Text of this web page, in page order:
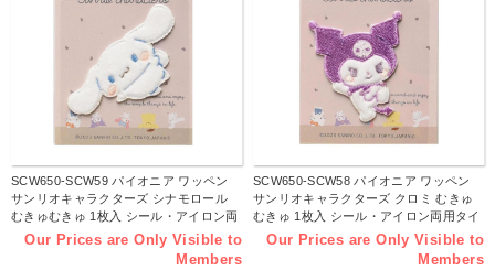
SCW650-SCW59 パイオニア ワッペン
サンリオキャラクターズ シナモロール
むきゅむきゅ 1枚入 シール・アイロン両
用タイプ （枚）
Our Prices are Only Visible to
Members
SCW650-SCW58 パイオニア ワッペン
サンリオキャラクターズ クロミ むきゅ
むきゅ 1枚入 シール・アイロン両用タイ
プ （枚）
Our Prices are Only Visible to
Members